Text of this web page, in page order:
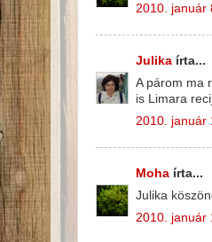
2010. január
Julika írta...
A párom ma
is Limara
2010. január
Moha írta...
Julika
2010. január